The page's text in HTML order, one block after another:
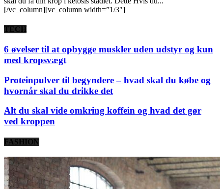
[/vc_column][vc_column width=”1/3″]
TECH
6 øvelser til at opbygge muskler uden udstyr og kun
med kropsvægt
Proteinpulver til begyndere – hvad skal du købe og
hvornår skal du drikke det
Alt du skal vide omkring koffein og hvad det gør
ved kroppen
FASHION